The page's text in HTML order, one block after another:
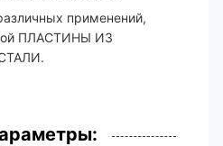
применений,
ПЛАСТИНЫ ИЗ